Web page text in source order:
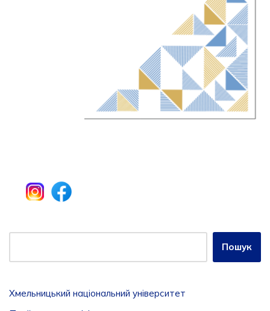
Пошук
Хмельницький національний університет